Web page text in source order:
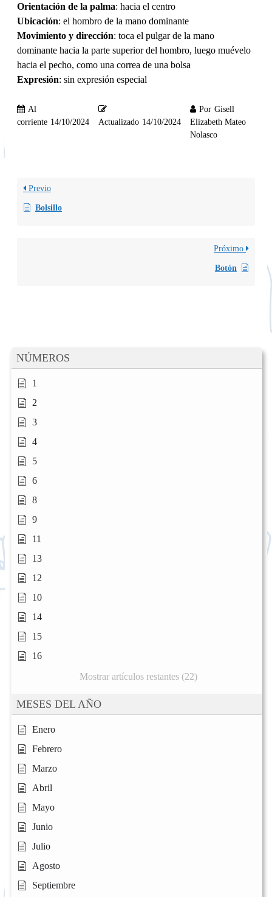
NÚMEROS
1
2
3
4
5
6
8
9
11
13
12
10
14
15
16
Mostrar artículos restantes (22)
MESES DEL AÑO
Enero
Febrero
Marzo
Abril
Mayo
Junio
Julio
Agosto
Septiembre
Orientación de la palma: hacia el centro
Ubicación: el hombro de la mano dominante
Movimiento y dirección: toca el pulgar de la mano
dominante hacia la parte superior del hombro, luego muévelo
hacia el pecho, como una correa de una bolsa
Expresión: sin expresión especial
Al
corriente 14/10/2024 Actualizado 14/10/2024
Por Gisell
Elizabeth Mateo
Nolasco
Previo
Bolsillo
Próximo
Botón